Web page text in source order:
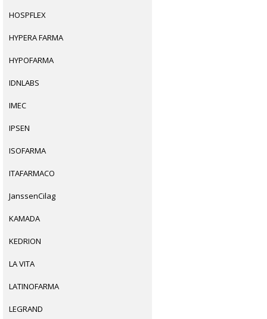
HOSPFLEX
HYPERA FARMA
HYPOFARMA
IDNLABS
IMEC
IPSEN
ISOFARMA
ITAFARMACO
JanssenCilag
KAMADA
KEDRION
LA VITA
LATINOFARMA
LEGRAND